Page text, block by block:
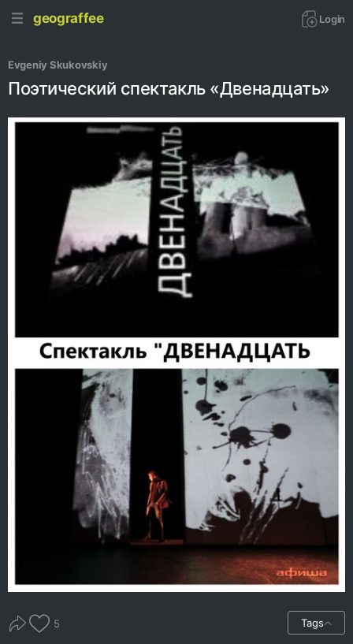
geograffee Login
Evgeniy Skukovskiy
Поэтический спектакль «Двенадцать»
5 Tags